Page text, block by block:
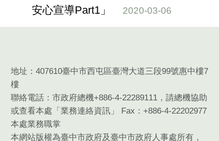
安心宣導Part1」
2020-03-06
地址：407610臺中市西屯區臺灣大道三段99號惠中樓7
樓
聯絡電話：市政府總機+886-4-22289111，請總機協助
或查看本處「業務連絡資訊」 Fax：+886-4-22202977
本處業務職掌
本網站版權為臺中市政府及臺中市政府人事處所有，